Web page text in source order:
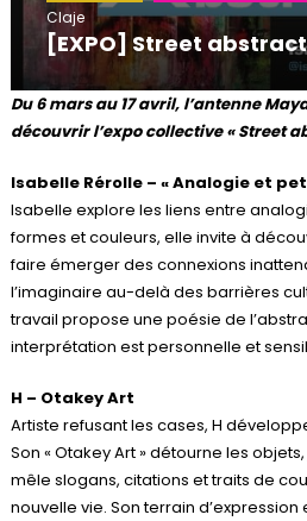
Claje
[EXPO] Street
Du 6 mars au 17 avril, l’antenne
découvrir l’expo collective « Street
Isabelle Rérolle – « Analogie et
Isabelle explore les liens entre
formes et couleurs, elle invite à
faire émerger des connexions
l’imaginaire au-delà des barrières
travail propose une poésie de
interprétation est personnelle et
H – Otakey Art
Artiste refusant les cases, H
Son « Otakey Art » détourne les
mêle slogans, citations et traits de
nouvelle vie. Son terrain d’expression